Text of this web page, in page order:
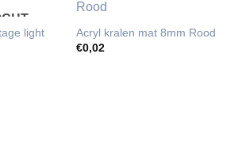
light
Acryl kralen mat 8mm Rood
€0,02